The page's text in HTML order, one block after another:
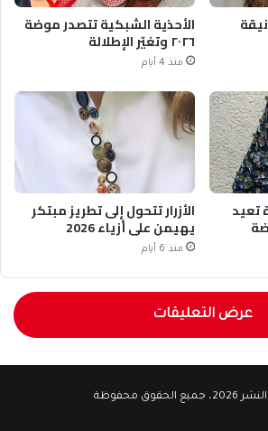
الأحذية الشبكية تتصدر موضة
٢٠٢٦ وتغيّر الإطلالة
منذ 4 أيام
تعيد الأزرار تتحول إلى تطريز مبتكر
يهيمن على أزياء 2026
منذ 6 أيام
عرض التعليقات
محفوظة